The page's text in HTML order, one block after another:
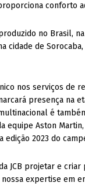
conforto
no Brasil,
cidade de
nos serviços de
presença na
é
equipe Aston
2023 do
JCB projetar e
expertise em